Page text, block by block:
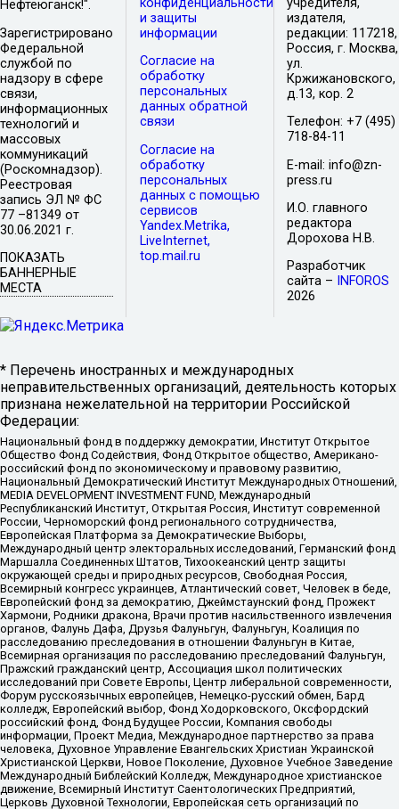
Нефтеюганск!".
Зарегистрировано
Федеральной
службой по
надзору в сфере
связи,
информационных
технологий и
массовых
коммуникаций
(Роскомнадзор).
Реестровая
запись ЭЛ № ФС
77 –81349 от
30.06.2021 г.
ПОКАЗАТЬ
БАННЕРНЫЕ
МЕСТА
и защиты
информации
Согласие на
обработку
персональных
данных обратной
связи
Согласие на
обработку
персональных
данных с помощью
сервисов
Yandex.Metrika,
LiveInternet,
top.mail.ru
издателя,
редакции: 117218,
Россия, г. Москва,
ул.
Кржижановского,
д.13, кор. 2
Телефон: +7 (495)
718-84-11
E-mail: info@zn-
press.ru
И.О. главного
редактора
Дорохова Н.В.
Разработчик
сайта –
INFOROS
2026
* Перечень иностранных и международных
неправительственных организаций, деятельность которых
признана нежелательной на территории Российской
Федерации:
Национальный фонд в поддержку демократии, Институт Открытое
Общество Фонд Содействия, Фонд Открытое общество, Американо-
российский фонд по экономическому и правовому развитию,
Национальный Демократический Институт Международных Отношений,
MEDIA DEVELOPMENT INVESTMENT FUND, Международный
Республиканский Институт, Открытая Россия, Институт современной
России, Черноморский фонд регионального сотрудничества,
Европейская Платформа за Демократические Выборы,
Международный центр электоральных исследований, Германский фонд
Маршалла Соединенных Штатов, Тихоокеанский центр защиты
окружающей среды и природных ресурсов, Свободная Россия,
Всемирный конгресс украинцев, Атлантический совет, Человек в беде,
Европейский фонд за демократию, Джеймстаунский фонд, Прожект
Хармони, Родники дракона, Врачи против насильственного извлечения
органов, Фалунь Дафа, Друзья Фалуньгун, Фалуньгун, Коалиция по
расследованию преследования в отношении Фалуньгун в Китае,
Всемирная организация по расследованию преследований Фалуньгун,
Пражский гражданский центр, Ассоциация школ политических
исследований при Совете Европы, Центр либеральной современности,
Форум русскоязычных европейцев, Немецко-русский обмен, Бард
колледж, Европейский выбор, Фонд Ходорковского, Оксфордский
российский фонд, Фонд Будущее России, Компания свободы
информации, Проект Медиа, Международное партнерство за права
человека, Духовное Управление Евангельских Христиан Украинской
Христианской Церкви, Новое Поколение, Духовное Учебное Заведение
Международный Библейский Колледж, Международное христианское
движение, Всемирный Институт Саентологических Предприятий,
Церковь Духовной Технологии, Европейская сеть организаций по